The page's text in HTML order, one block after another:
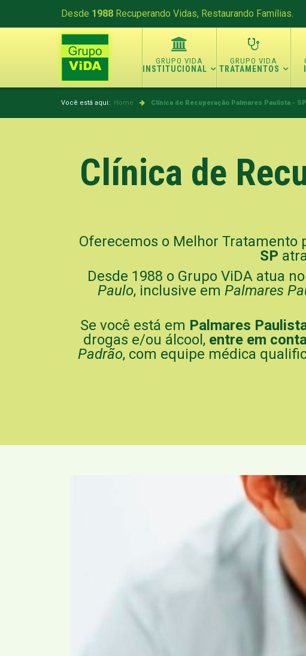
Desde 1988 Recuperando Vidas, Restaurando Famílias.
INSTITUCIONAL TRATAMENTOS
Você está aqui: Home Clínica de Recuperação Palmares Paulista - SP
Clínica de
Oferecemos o Melhor Tratamento
SP
Desde 1988 o Grupo ViDA atua
Paulo, inclusive em Palmares
Se você está em Palmares
drogas e/ou álcool, entre em
Padrão, com equipe médica